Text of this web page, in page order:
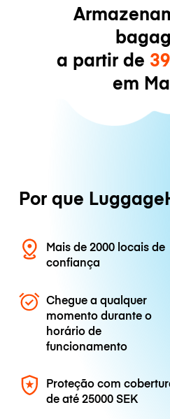
a partir de
em
Por que
Mais de 2000 locais de
confiança
Chegue a qualquer
momento durante o
horário de
funcionamento
Proteção com
de até25000 SEK